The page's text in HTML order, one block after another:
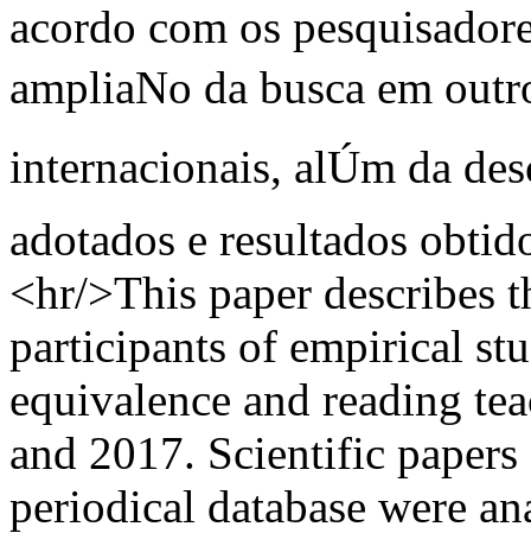
acordo com os
ampliaNo da busca em
internacionais, alÚm da
adotados e resultados
<hr/>This paper describes
participants of empirical
equivalence and reading
and 2017. Scientific
periodical database were